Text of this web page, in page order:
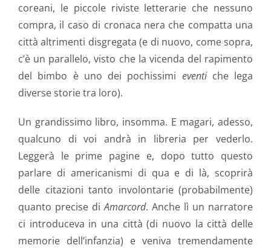
coreani, le piccole riviste letterarie che nessuno
compra, il caso di cronaca nera che compatta una
città altrimenti disgregata (e di nuovo, come sopra,
c’è un parallelo, visto che la vicenda del rapimento
del bimbo è uno dei pochissimi eventiche lega
diverse storie tra loro).
Un grandissimo libro, insomma. E magari, adesso,
qualcuno di voi andrà in libreria per vederlo.
Leggerà le prime pagine e, dopo tutto questo
parlare di americanismi di qua e di là, scoprirà
delle citazioni tanto involontarie (probabilmente)
quanto precise diAmarcord. Anche lì un narratore
ci introduceva in una città (di nuovo la città delle
memorie dell’infanzia) e veniva tremendamente